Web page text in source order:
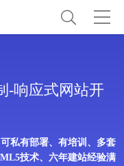
-响应式网站开
私有部署、有培训、多套
技术、六年建站经验满